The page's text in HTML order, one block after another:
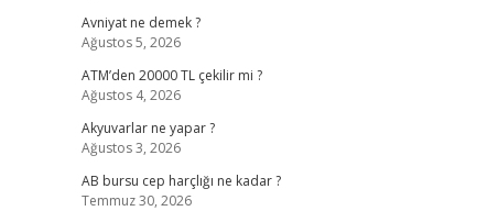
Avniyat ne demek ?
Ağustos 5, 2026
ATM’den 20000 TL çekilir mi ?
Ağustos 4, 2026
Akyuvarlar ne yapar ?
Ağustos 3, 2026
AB bursu cep harçlığı ne kadar ?
Temmuz 30, 2026